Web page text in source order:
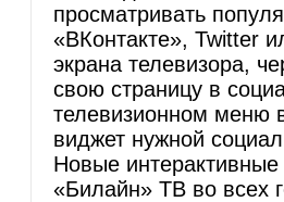
просматривать
«ВКонтакте», Twitter
экрана телевизора,
свою страницу в
телевизионном меню
виджет нужной
Новые
«Билайн» ТВ во всех